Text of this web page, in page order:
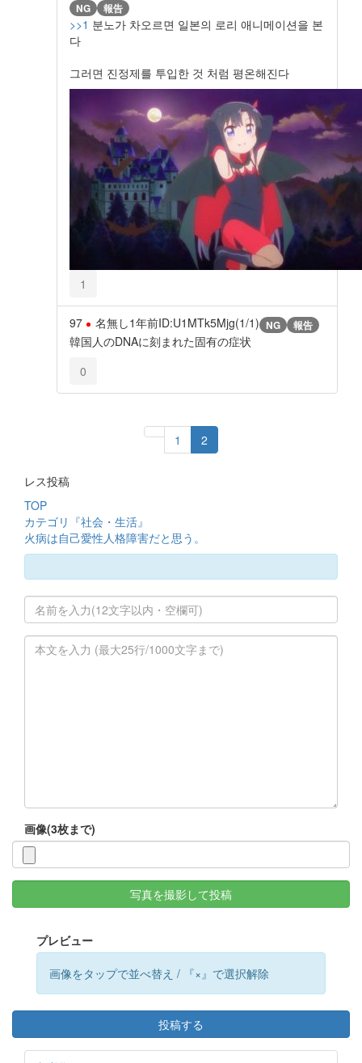
NG 報告
>>1 분노가 차오르면 일본의 로리 애니메이션을 본
다
그러면 진정제를 투입한 것 처럼 평온해진다
1
97 名無し1年前ID:U1MTk5Mjg(1/1) NG 報告
韓国人のDNAに刻まれた固有の症状
0
1 2
レス投稿
TOP
カテゴリ『社会・生活』
火病は自己愛性人格障害だと思う。
画像(3枚まで)
写真を撮影して投稿
プレビュー
画像をタップで並べ替え / 『×』で選択解除
投稿する